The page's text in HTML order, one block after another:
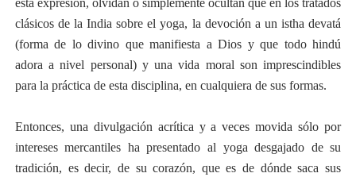
esta expresión, olvidan o simplemente ocultan que en los tratados
clásicos de la India sobre el yoga, la devoción a un istha devatá
(forma de lo divino que manifiesta a Dios y que todo hindú
adora a nivel personal) y una vida moral son imprescindibles
para la práctica de esta disciplina, en cualquiera de sus formas.
Entonces, una divulgación acrítica y a veces movida sólo por
intereses mercantiles ha presentado al yoga desgajado de su
tradición, es decir, de su corazón, que es de dónde saca sus